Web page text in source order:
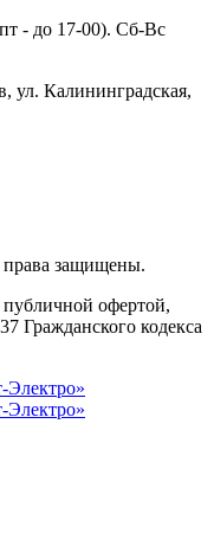
- до 17-00). Сб-Вс
ул. Калининградская,
защищены.
публичной офертой,
Гражданского кодекса